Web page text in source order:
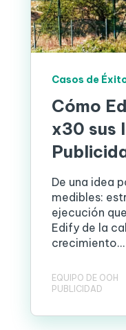
Casos de
Cómo
x30 sus
De una idea
medibles:
ejecución
Edify de la
crecimiento...
EQUIPO DE OOH
PUBLICIDAD